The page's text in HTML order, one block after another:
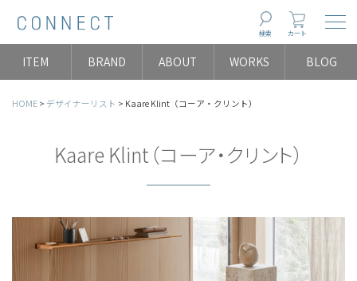
検索 カート
ITEM BRAND ABOUT WORKS BLOG
HOME デザイナーリスト Kaare Klint（コーア・クリント）
Kaare Klint（コーア・クリント）